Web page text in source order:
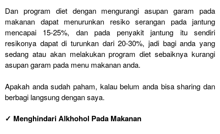
Dan program diet dengan mengurangi asupan garam pada
makanan dapat menurunkan resiko serangan pada jantung
mencapai 15-25%, dan pada penyakit jantung itu sendiri
resikonya dapat di turunkan dari 20-30%, jadi bagi anda yang
sedang atau akan melakukan program diet sebaiknya kurangi
asupan garam pada menu makanan anda.
Apakah anda sudah paham, kalau belum anda bisa sharing dan
berbagi langsung dengan saya.
✓ Menghindari Alkhohol Pada Makanan